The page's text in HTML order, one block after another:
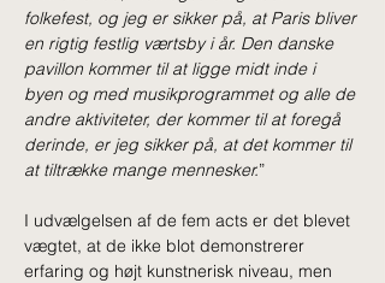
folkefest, og jeg er sikker på, at Paris bliver
en rigtig festlig værtsby i år. Den danske
pavillon kommer til at ligge midt inde i
byen og med musikprogrammet og alle de
andre aktiviteter, der kommer til at foregå
derinde, er jeg sikker på, at det kommer til
at tiltrække mange mennesker.”
I udvælgelsen af de fem acts er det blevet
vægtet, at de ikke blot demonstrerer
erfaring og højt kunstnerisk niveau, men